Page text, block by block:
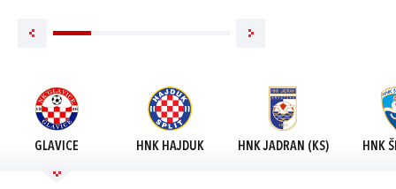
GLAVICE HNK HAJDUK HNK JADRAN (KS) HNK